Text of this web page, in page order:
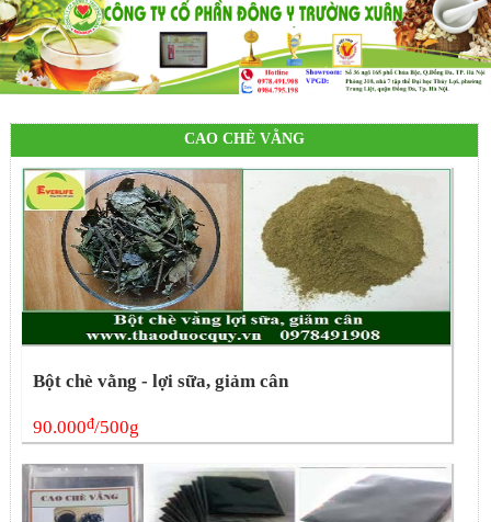
CAO CHÈ VẰNG
Bột chè vằng - lợi sữa, giảm cân
90.000đ/500g